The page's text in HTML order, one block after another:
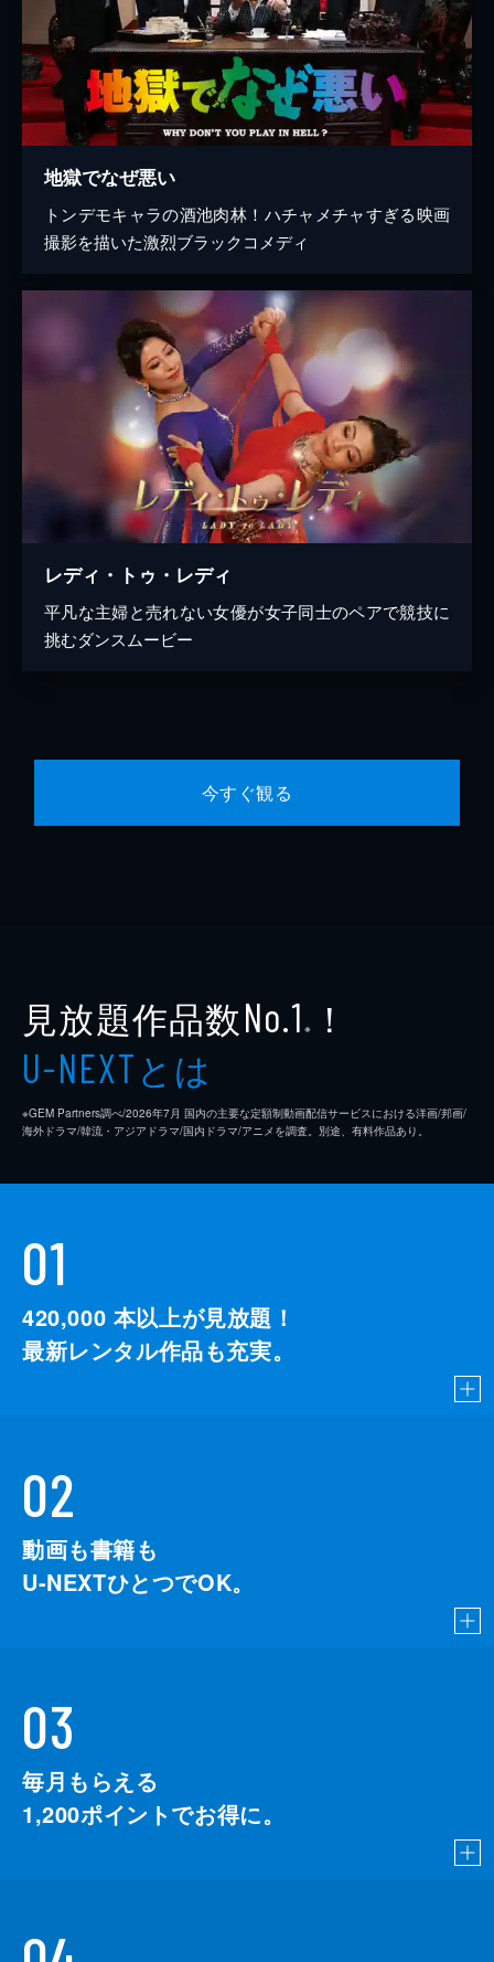
地獄でなぜ悪い
トンデモキャラの酒池肉林！ハチャメチャすぎる映画
撮影を描いた激烈ブラックコメディ
レディ・トゥ・レディ
平凡な主婦と売れない女優が女子同士のペアで競技に
挑むダンスムービー
今すぐ観る
見放題作品数No.1 ※ ！
U-NEXTとは
※GEM Partners調べ/2026年7⽉ 国内の主要な定額制動画配信サービスにおける洋画/邦画/
海外ドラマ/韓流・アジアドラマ/国内ドラマ/アニメを調査。別途、有料作品あり。
01
420,000 本以上が見放題！
最新レンタル作品も充実。
02
動画も書籍も
U-NEXTひとつでOK。
03
毎月もらえる
1,200ポイントでお得に。